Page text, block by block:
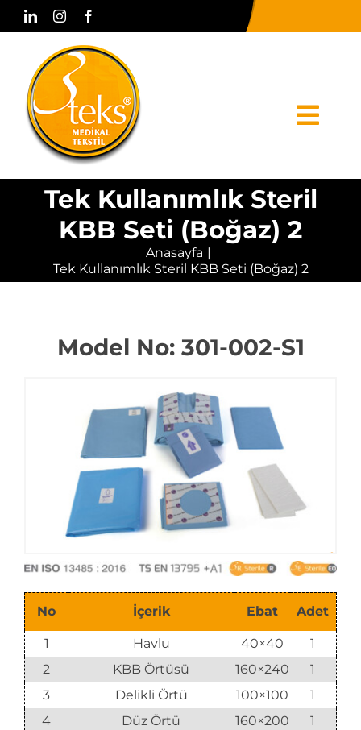
Skip
Anasayfa
Kurumsal
Ürünler
Bize Ulaşın
E-Katalog
Tek Kullanımlık Steril
KBB Seti (Boğaz) 2
Anasayfa
Tek Kullanımlık Steril KBB Seti (Boğaz) 2
Model No: 301-002-S1
No İçerik Ebat Adet
1 Havlu 40×40
1
2
KBB Örtüsü 160×240
1
3
Delikli Örtü 100×100
1
4
Düz Örtü 160×200
1